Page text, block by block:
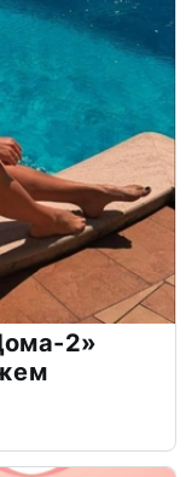
2»